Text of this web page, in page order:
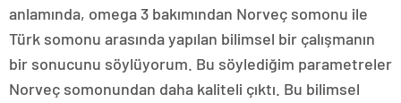
anlamında, omega 3 bakımından Norveç somonu ile
Türk somonu arasında yapılan bilimsel bir çalışmanın
bir sonucunu söylüyorum. Bu söylediğim parametreler
Norveç somonundan daha kaliteli çıktı. Bu bilimsel